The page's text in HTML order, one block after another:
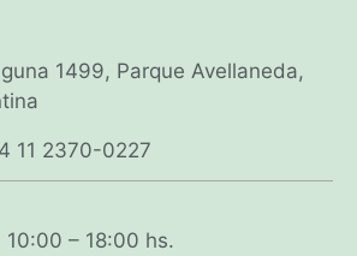
1499, Parque Avellaneda,
11 2370-0227
– 18:00 hs.